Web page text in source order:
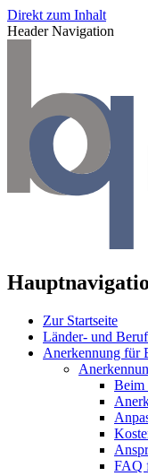
Direkt zum Inhalt
Header Navigation
Zur Startseite
Länder- und
Anerkennung für
Beim
FAQ